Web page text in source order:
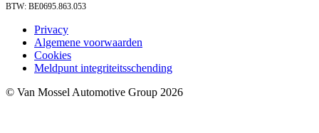
BTW: BE0695.863.053
Privacy
Algemene voorwaarden
Cookies
Meldpunt integriteitsschending
© Van Mossel Automotive Group 2026